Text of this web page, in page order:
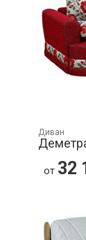
Диван
от 32